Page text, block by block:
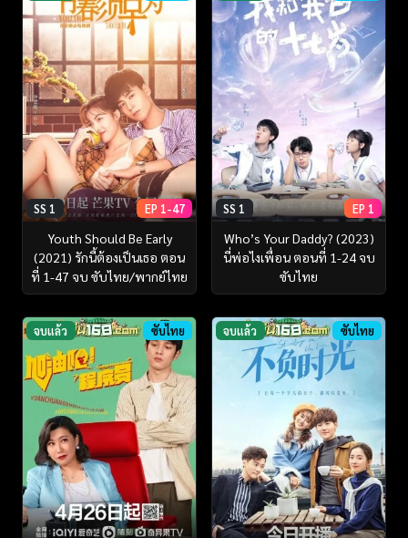
SS 1 EP 1-47
Youth Should Be Early
(2021) รักนี้ต้องเป็นเธอ ตอน
ที่ 1-47 จบ ซับไทย/พากย์ไทย
SS 1 EP 1
Who’s Your Daddy? (2023)
นี่พ่อไงเพื่อน ตอนที่ 1-24 จบ
ซับไทย
จบแล้ว ซับไทย จบแล้ว ซับไทย